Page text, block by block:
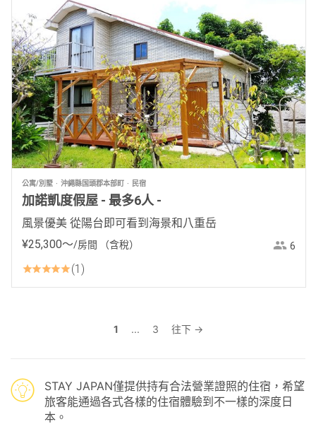
公寓/別墅 沖繩縣国頭郡本部町 民宿
加諾凱度假屋 - 最多6人 -
風景優美 從陽台即可看到海景和八重岳
¥25,300〜/房間 （含稅） 6
1
1 ... 3 往下 →
STAY JAPAN僅提供持有合法營業證照的住宿，希望
旅客能通過各式各樣的住宿體驗到不一樣的深度日
本。